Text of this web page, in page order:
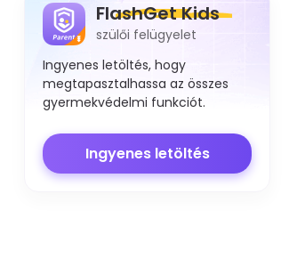
FlashGet Kids
szülői felügyelet
Ingyenes letöltés, hogy
megtapasztalhassa az összes
gyermekvédelmi funkciót.
Ingyenes letöltés